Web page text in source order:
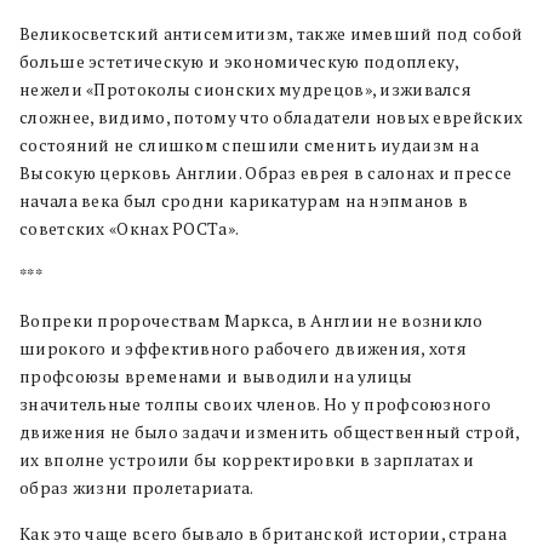
Великосветский антисемитизм, также имевший под собой
больше эстетическую и экономическую подоплеку,
нежели «Протоколы сионских мудрецов», изживался
сложнее, видимо, потому что обладатели новых еврейских
состояний не слишком спешили сменить иудаизм на
Высокую церковь Англии. Образ еврея в салонах и прессе
начала века был сродни карикатурам на нэпманов в
советских «Окнах РОСТа».
***
Вопреки пророчествам Маркса, в Англии не возникло
широкого и эффективного рабочего движения, хотя
профсоюзы временами и выводили на улицы
значительные толпы своих членов. Но у профсоюзного
движения не было задачи изменить общественный строй,
их вполне устроили бы корректировки в зарплатах и
образ жизни пролетариата.
Как это чаще всего бывало в британской истории, страна